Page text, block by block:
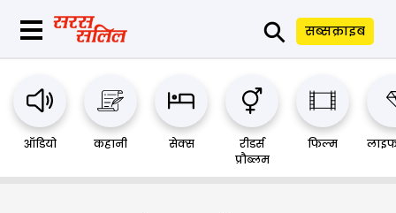
⚲ सब्सक्राइब
ऑडियो कहानी सेक्स
रीडर्स
प्रौब्लम
फिल्म